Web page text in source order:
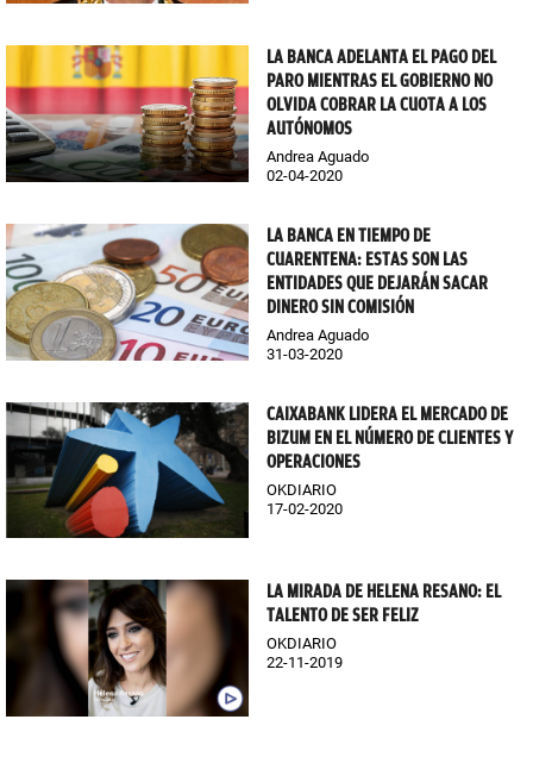
LA BANCA ADELANTA EL PAGO DEL
PARO MIENTRAS EL GOBIERNO NO
OLVIDA COBRAR LA CUOTA A LOS
AUTÓNOMOS
Andrea Aguado
02-04-2020
LA BANCA EN TIEMPO DE
CUARENTENA: ESTAS SON LAS
ENTIDADES QUE DEJARÁN SACAR
DINERO SIN COMISIÓN
Andrea Aguado
31-03-2020
CAIXABANK LIDERA EL MERCADO DE
BIZUM EN EL NÚMERO DE CLIENTES Y
OPERACIONES
OKDIARIO
17-02-2020
LA MIRADA DE HELENA RESANO: EL
TALENTO DE SER FELIZ
OKDIARIO
22-11-2019